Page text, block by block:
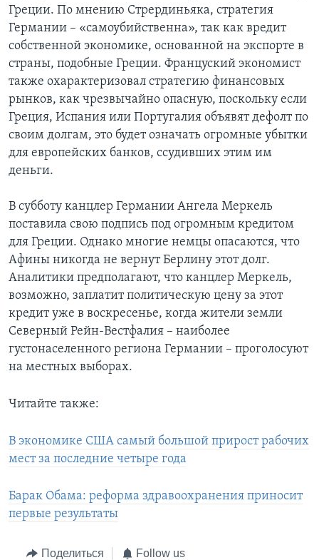
Греции. По мнению Стрердиньяка, стратегия
Германии – «самоубийственна», так как вредит
собственной экономике, основанной на экспорте в
страны, подобные Греции. Француский экономист
также охарактеризовал стратегию финансовых
рынков, как чрезвычайно опасную, поскольку если
Греция, Испания или Португалия объявят дефолт по
своим долгам, это будет означать огромные убытки
для европейских банков, ссудивших этим им
деньги.
В субботу канцлер Германии Ангела Меркель
поставила свою подпись под огромным кредитом
для Греции. Однако многие немцы опасаются, что
Афины никогда не вернут Берлину этот долг.
Аналитики предполагают, что канцлер Меркель,
возможно, заплатит политическую цену за этот
кредит уже в воскресенье, когда жители земли
Северный Рейн-Вестфалия – наиболее
густонаселенного региона Германии – проголосуют
на местных выборах.
Читайте также:
В экономике США самый большой прирост рабочих
мест за последние четыре года
Барак Обама: реформа здравоохранения приносит
первые результаты
Поделиться Follow us